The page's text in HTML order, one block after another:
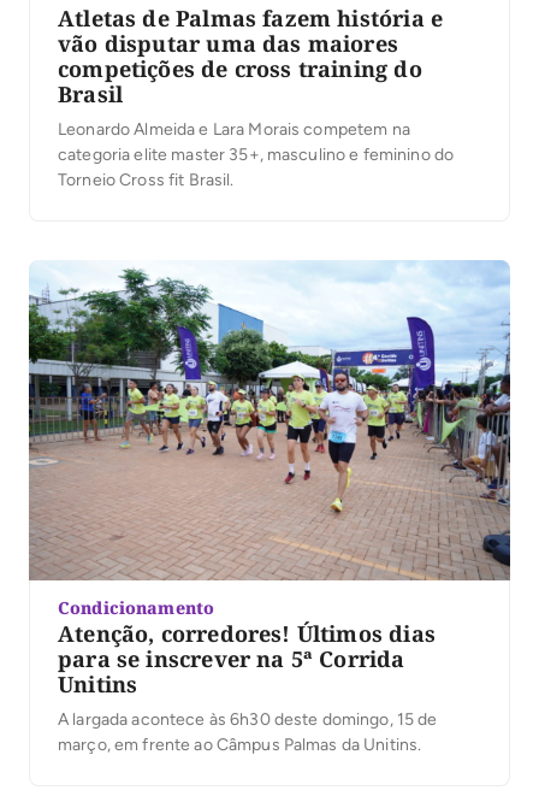
Atletas de Palmas fazem história e
vão disputar uma das maiores
competições de cross training do
Brasil
Leonardo Almeida e Lara Morais competem na
categoria elite master 35+, masculino e feminino do
Torneio Cross fit Brasil.
Condicionamento
Atenção, corredores! Últimos dias
para se inscrever na 5ª Corrida
Unitins
A largada acontece às 6h30 deste domingo, 15 de
março, em frente ao Câmpus Palmas da Unitins.